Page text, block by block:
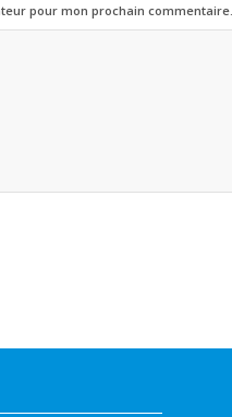
pour mon prochain commentaire.